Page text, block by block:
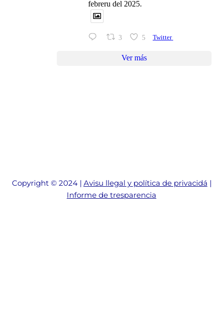
febreru del 2025.
3 5 Twitter
Ver más
Copyright © 2024 | Avisu llegal y política de privacidá |
Informe de tresparencia